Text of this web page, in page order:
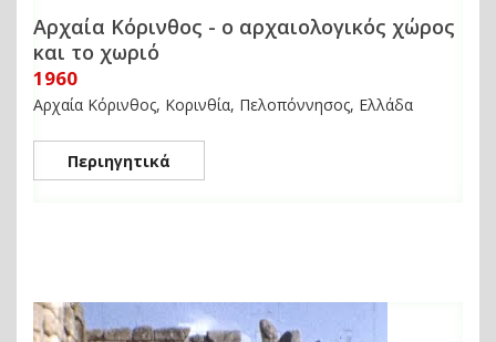
Αρχαία Κόρινθος - ο αρχαιολογικός χώρος
και το χωριό
1960
Αρχαία Κόρινθος, Κορινθία, Πελοπόννησος, Ελλάδα
Περιηγητικά